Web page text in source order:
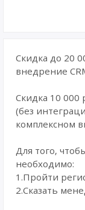
Скидка до 20
внедрение
Скидка 10 000
(без
комплексном
Для того,
необходимо:
1.Пройти
2.Сказать